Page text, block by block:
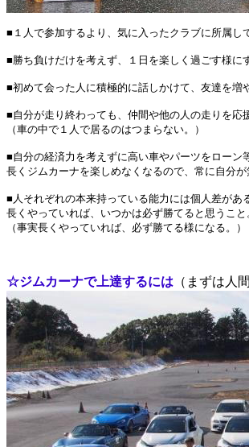
■１人で参加するより、気に入ったクラブに所属し
■勝ち負けだけを考えず、１日を楽しく過ごす様に
■初めて会った人に積極的に話しかけて、友達を増
■自分が走り終わっても、仲間や他の人の走りを応
（車の中で１人で居るのはつまらない。）
■自分の経済力を考えずに高い車やパーツをローン
長くジムカーナを楽しめなくなるので、常に自分
■人それぞれの本来持っている能力には個人差があ
長くやっていれば、いつかは必ず勝てると思うこと
（事実長くやっていれば、必ず勝てる様になる。）
☆ジムカーナで上達するには （まずは人